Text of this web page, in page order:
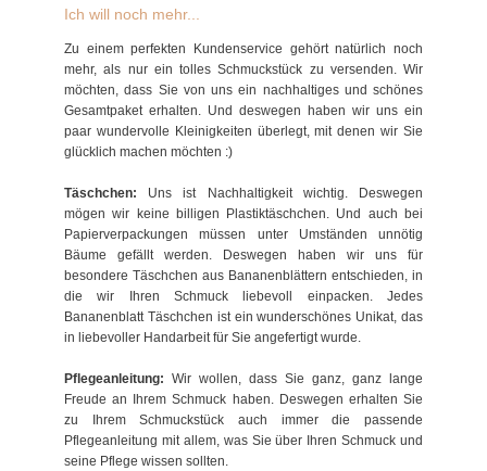
Ich will noch mehr...
Zu einem perfekten Kundenservice gehört natürlich noch
mehr, als nur ein tolles Schmuckstück zu versenden. Wir
möchten, dass Sie von uns ein nachhaltiges und schönes
Gesamtpaket erhalten. Und deswegen haben wir uns ein
paar wundervolle Kleinigkeiten überlegt, mit denen wir Sie
glücklich machen möchten :)
Täschchen: Uns ist Nachhaltigkeit wichtig. Deswegen
mögen wir keine billigen Plastiktäschchen. Und auch bei
Papierverpackungen müssen unter Umständen unnötig
Bäume gefällt werden. Deswegen haben wir uns für
besondere Täschchen aus Bananenblättern entschieden, in
die wir Ihren Schmuck liebevoll einpacken. Jedes
Bananenblatt Täschchen ist ein wunderschönes Unikat, das
in liebevoller Handarbeit für Sie angefertigt wurde.
Pflegeanleitung: Wir wollen, dass Sie ganz, ganz lange
Freude an Ihrem Schmuck haben. Deswegen erhalten Sie
zu Ihrem Schmuckstück auch immer die passende
Pflegeanleitung mit allem, was Sie über Ihren Schmuck und
seine Pflege wissen sollten.